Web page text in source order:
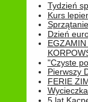
Tydzień
Kurs
Dzień
"Czyste
Pierwszy
FERIE